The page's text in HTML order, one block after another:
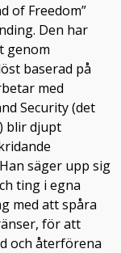
of Freedom”
Den har
genom
baserad på
med
Security (det
blir djupt
säger upp sig
ting i egna
med att spåra
för att
och återförena